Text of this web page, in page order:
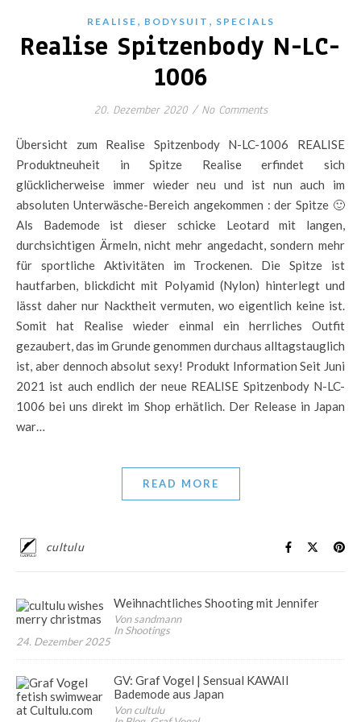
REALISE , BODYSUIT , SPECIALS
Realise Spitzenbody N-LC-
1006
20. Dezember 2020 / No Comments
Übersicht zum Realise Spitzenbody N-LC-1006 REALISE
Produktneuheit in Spitze Realise erfindet sich
glücklicherweise immer wieder neu und ist nun auch im
absoluten Unterwäsche-Bereich angekommen : der Spitze 🙂
Als Bademode ist dieser schicke Leotard mit langen,
durchsichtigen Ärmeln, nicht mehr angedacht, sondern mehr
für sportliche Aktivitäten im Trockenen. Die Spitze ist
hautfarben, blickdicht mit Polyamid (Nylon) hinterlegt und
lässt daher nur Nacktheit vermuten, wo eigentlich keine ist.
Somit hat Realise wieder einmal ein herrliches Outfit
gezaubert, das im Grunde genommen durchaus alltagstauglich
ist, aber dennoch absolut sexy! Produkt Information Seit Juni
2021 ist auch endlich der neue REALISE Spitzenbody N-LC-
1006 bei uns direkt im Shop erhätlich. Der Release in Japan
war…
READ MORE
cultulu
Weihnachtliches Shooting mit Jennifer
Von sandmann
In Shootings
24. Dezember 2025
GV: Graf Vogel | Sensual KAWAII
Bademode aus Japan
Von cultulu